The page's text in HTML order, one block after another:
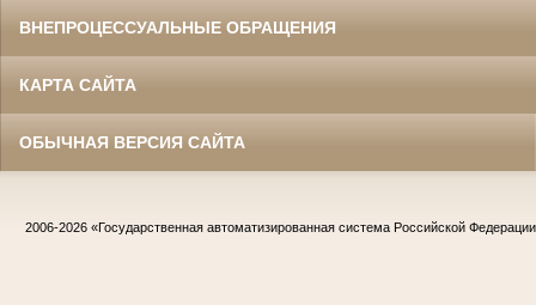
ВНЕПРОЦЕССУАЛЬНЫЕ ОБРАЩЕНИЯ
КАРТА САЙТА
ОБЫЧНАЯ ВЕРСИЯ САЙТА
2006-2026 «Государственная автоматизированная система Российской